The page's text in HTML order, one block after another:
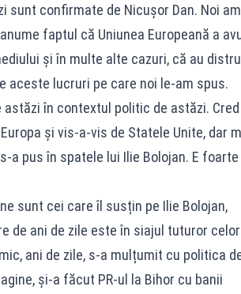
sunt confirmate de Nicușor Dan. Noi am
faptul că Uniunea Europeană a
și în multe alte cazuri, că au
aceste lucruri pe care noi le-am spus.
în contextul politic de astăzi. Cred
și vis-a-vis de Statele Unite, dar
a pus în spatele lui Ilie Bolojan. E foarte
sunt cei care îl susțin pe Ilie Bolojan,
de ani de zile este în siajul tuturor celor
ani de zile, s-a mulțumit cu politica
și-a făcut PR-ul la Bihor cu banii